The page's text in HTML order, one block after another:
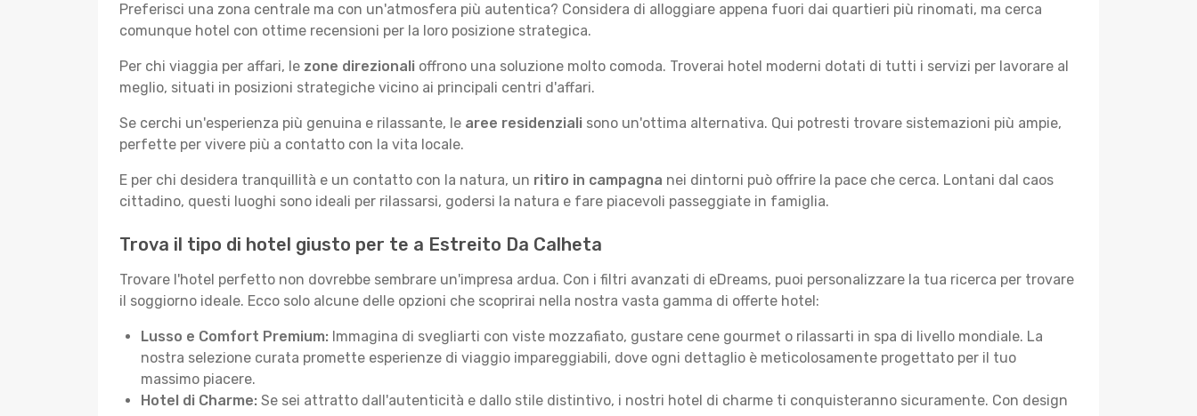
Preferisci una zona centrale ma con un'atmosfera più autentica? Considera di alloggiare appena fuori dai quartieri più rinomati, ma cerca
comunque hotel con ottime recensioni per la loro posizione strategica.
Per chi viaggia per affari, le zone direzionali offrono una soluzione molto comoda. Troverai hotel moderni dotati di tutti i servizi per lavorare al
meglio, situati in posizioni strategiche vicino ai principali centri d'affari.
Se cerchi un'esperienza più genuina e rilassante, le aree residenziali sono un'ottima alternativa. Qui potresti trovare sistemazioni più ampie,
perfette per vivere più a contatto con la vita locale.
E per chi desidera tranquillità e un contatto con la natura, un ritiro in campagna nei dintorni può offrire la pace che cerca. Lontani dal caos
cittadino, questi luoghi sono ideali per rilassarsi, godersi la natura e fare piacevoli passeggiate in famiglia.
Trova il tipo di hotel giusto per te a Estreito Da Calheta
Trovare l'hotel perfetto non dovrebbe sembrare un'impresa ardua. Con i filtri avanzati di eDreams, puoi personalizzare la tua ricerca per trovare
il soggiorno ideale. Ecco solo alcune delle opzioni che scoprirai nella nostra vasta gamma di offerte hotel:
Lusso e Comfort Premium: Immagina di svegliarti con viste mozzafiato, gustare cene gourmet o rilassarti in spa di livello mondiale. La
nostra selezione curata promette esperienze di viaggio impareggiabili, dove ogni dettaglio è meticolosamente progettato per il tuo
massimo piacere.
Hotel di Charme: Se sei attratto dall'autenticità e dallo stile distintivo, i nostri hotel di charme ti conquisteranno sicuramente. Con design